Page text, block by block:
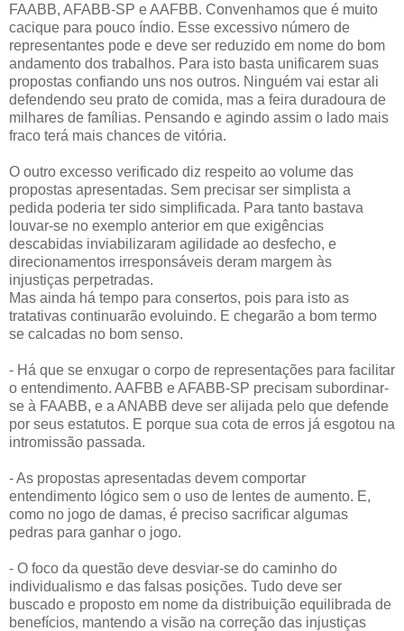
FAABB, AFABB-SP e AAFBB. Convenhamos que é muito
cacique para pouco índio. Esse excessivo número de
representantes pode e deve ser reduzido em nome do bom
andamento dos trabalhos. Para isto basta unificarem suas
propostas confiando uns nos outros. Ninguém vai estar ali
defendendo seu prato de comida, mas a feira duradoura de
milhares de famílias. Pensando e agindo assim o lado mais
fraco terá mais chances de vitória.
O outro excesso verificado diz respeito ao volume das
propostas apresentadas. Sem precisar ser simplista a
pedida poderia ter sido simplificada. Para tanto bastava
louvar-se no exemplo anterior em que exigências
descabidas inviabilizaram agilidade ao desfecho, e
direcionamentos irresponsáveis deram margem às
injustiças perpetradas.
Mas ainda há tempo para consertos, pois para isto as
tratativas continuarão evoluindo. E chegarão a bom termo
se calcadas no bom senso.
- Há que se enxugar o corpo de representações para facilitar
o entendimento. AAFBB e AFABB-SP precisam subordinar-
se à FAABB, e a ANABB deve ser alijada pelo que defende
por seus estatutos. E porque sua cota de erros já esgotou na
intromissão passada.
- As propostas apresentadas devem comportar
entendimento lógico sem o uso de lentes de aumento. E,
como no jogo de damas, é preciso sacrificar algumas
pedras para ganhar o jogo.
- O foco da questão deve desviar-se do caminho do
individualismo e das falsas posições. Tudo deve ser
buscado e proposto em nome da distribuição equilibrada de
benefícios, mantendo a visão na correção das injustiças